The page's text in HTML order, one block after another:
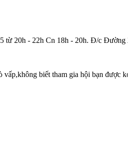
từ 20h - 22h Cn 18h - 20h. Đ/c
vấp,không biết tham gia hội bạn được